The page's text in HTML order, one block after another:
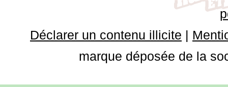
Déclarer un contenu illicite |
marque déposée de la